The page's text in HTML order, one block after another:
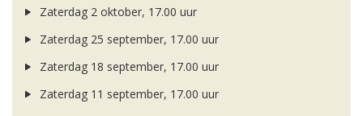
Zaterdag 2 oktober, 17.00 uur
Zaterdag 25 september, 17.00 uur
Zaterdag 18 september, 17.00 uur
Zaterdag 11 september, 17.00 uur